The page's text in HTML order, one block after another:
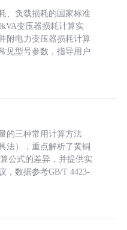
、负载损耗的国家标准
变压器损耗计算实
附电力变压器损耗计算
见型号参数，指导用户
的三种常用计算方法
法），重点解析了黄铜
公式的差异，并提供实
，数据参考GB/T 4423-